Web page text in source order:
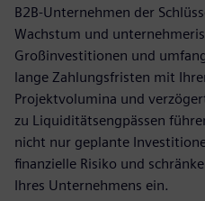
B2B-Unternehmen der
Wachstum und
Großinvestitionen und
lange Zahlungsfristen mit
Projektvolumina und
zu Liquiditätsengpässen
nicht nur geplante
finanzielle Risiko und
Ihres Unternehmens ein.